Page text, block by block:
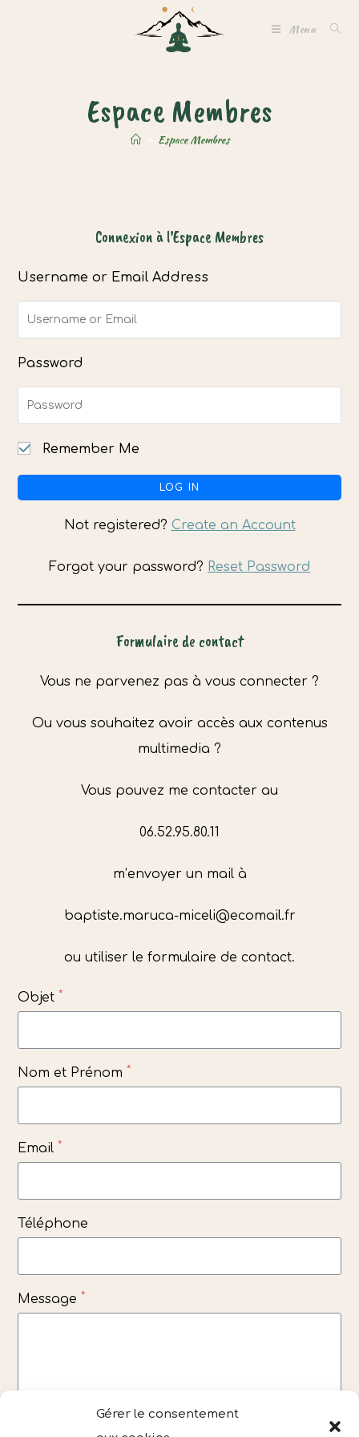
Gérer le consentement
Menu
Espace Membres
> Espace Membres
Connexion à l’Espace Membres
Username or Email Address
Password
Remember Me
Not registered? Create an Account
Forgot your password? Reset Password
Formulaire de contact
Vous ne parvenez pas à vous connecter ?
Ou vous souhaitez avoir accès aux contenus
multimedia ?
Vous pouvez me contacter au
06.52.95.80.11
m’envoyer un mail à
baptiste.maruca-miceli@ecomail.fr
ou utiliser le formulaire de contact.
Objet *
Nom et Prénom *
Email *
Téléphone
Message *